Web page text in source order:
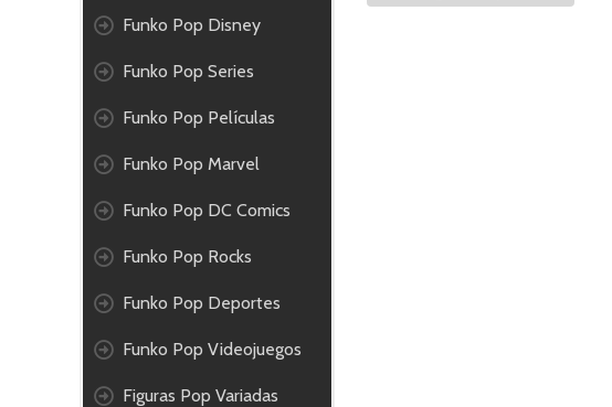
Funko Pop Disney
Funko Pop Series
Funko Pop Películas
Funko Pop Marvel
Funko Pop DC Comics
Funko Pop Rocks
Funko Pop Deportes
Funko Pop Videojuegos
Figuras Pop Variadas